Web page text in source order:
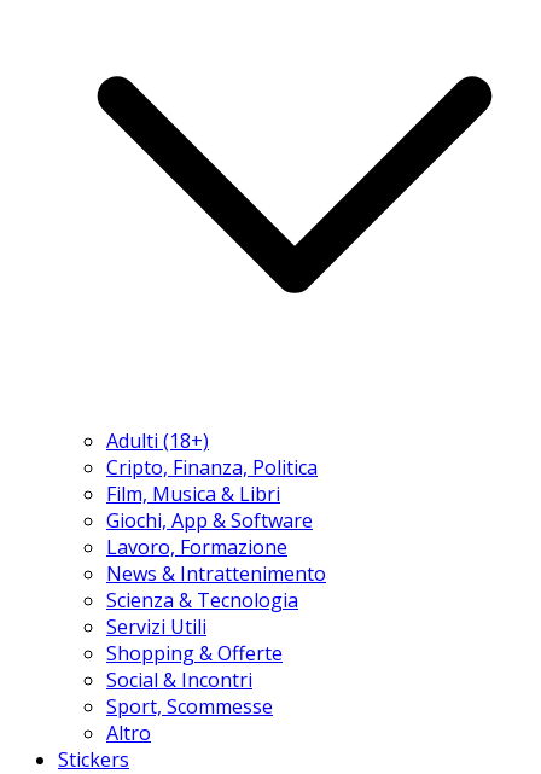
Adulti (18+)
Cripto, Finanza, Politica
Film, Musica & Libri
Giochi, App & Software
Lavoro, Formazione
News & Intrattenimento
Scienza & Tecnologia
Servizi Utili
Shopping & Offerte
Social & Incontri
Sport, Scommesse
Altro
Stickers